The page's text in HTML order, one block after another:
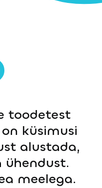
toodetest
küsimusi
alustada,
ühendust.
meelega.